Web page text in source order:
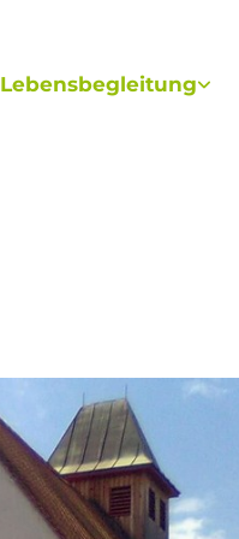
Lebensbegleitung